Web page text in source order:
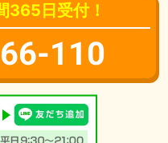
365日受付！
110